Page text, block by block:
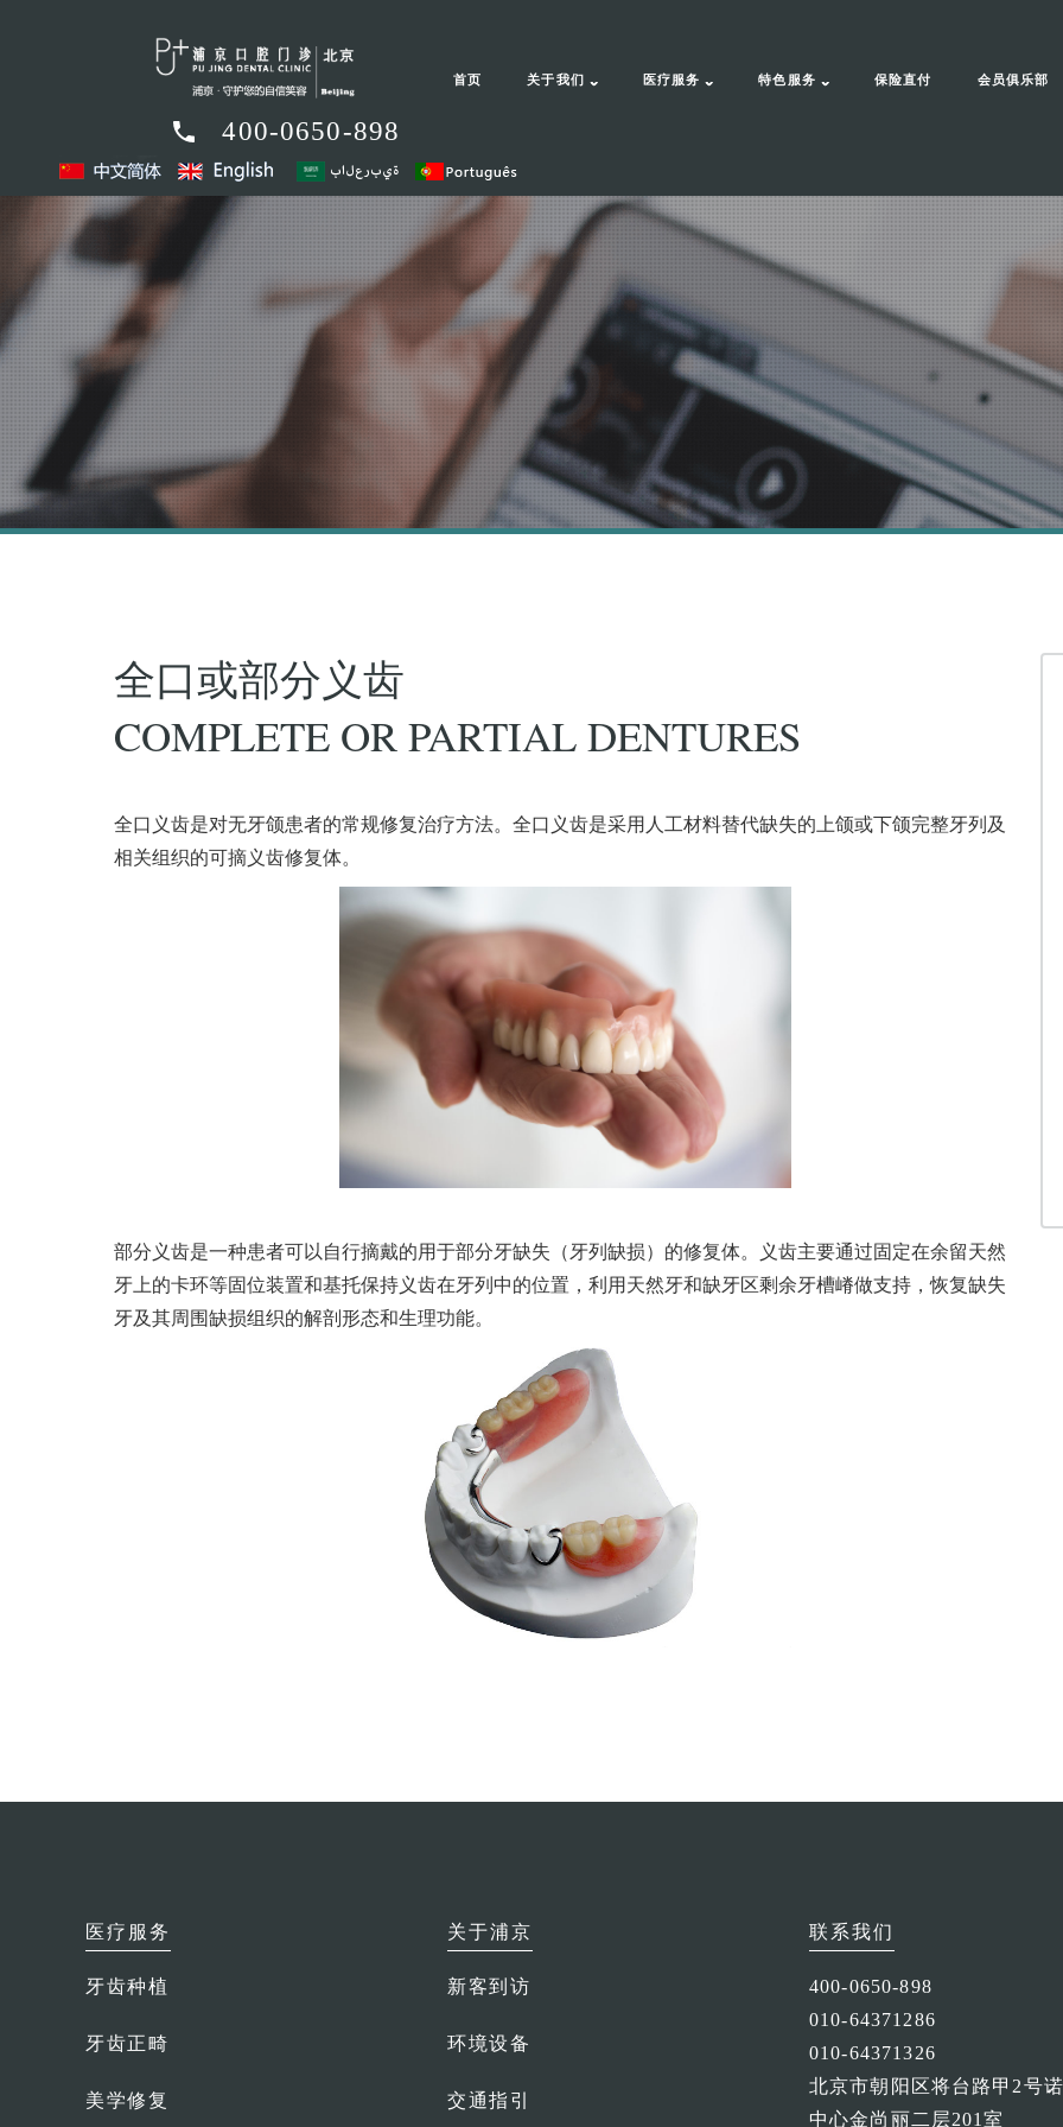
首页 关于我们 医疗服务 特色服务 保险直付 会员俱乐部
400-0650-898
全口或部分义齿
COMPLETE OR PARTIAL DENTURES
全口义齿是对无牙颌患者的常规修复治疗方法。全口义齿是采用人工材料替代缺失的上颌或下颌完整牙列及
相关组织的可摘义齿修复体。
部分义齿是一种患者可以自行摘戴的用于部分牙缺失（牙列缺损）的修复体。义齿主要通过固定在余留天然
牙上的卡环等固位装置和基托保持义齿在牙列中的位置，利用天然牙和缺牙区剩余牙槽嵴做支持，恢复缺失
牙及其周围缺损组织的解剖形态和生理功能。
医疗服务
牙齿种植
牙齿正畸
美学修复
关于浦京
新客到访
环境设备
交通指引
联系我们
400-0650-898
010-64371286
010-64371326
北京市朝阳区将台路甲2号
中心金尚丽二层201室